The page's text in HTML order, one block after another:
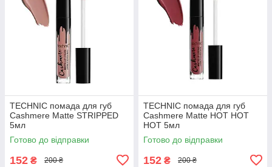
TECHNIC помада для губ
Cashmere Matte STRIPPED
5мл
Готово до відправки
152 ₴ 200 ₴
TECHNIC помада для губ
Cashmere Matte HOT HOT
HOT 5мл
Готово до відправки
152 ₴ 200 ₴